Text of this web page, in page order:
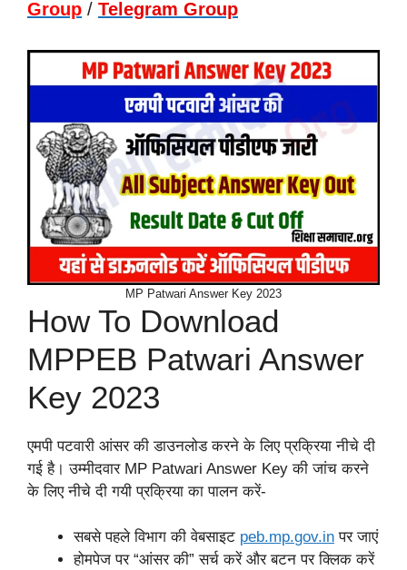
Group / Telegram Group
MP Patwari Answer Key 2023
How To Download
MPPEB Patwari Answer
Key 2023
एमपी पटवारी आंसर की डाउनलोड करने के लिए प्रक्रिया नीचे दी
गई है। उम्मीदवार MP Patwari Answer Key की जांच करने
के लिए नीचे दी गयी प्रक्रिया का पालन करें-
सबसे पहले विभाग की वेबसाइट peb.mp.gov.in पर जाएं
होमपेज पर “आंसर की” सर्च करें और बटन पर क्लिक करें